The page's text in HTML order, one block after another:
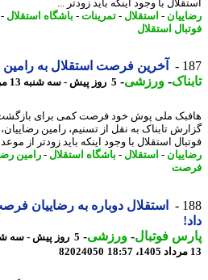
با وجود اینکه باید زودتر ...
-استقلال-تمرینات -باشگاه استقلال-
استقلال
آخرین فرصت استقلال به رامین
-ورزشی-5 روز پیش - سه شنبه 13 مرداد 1405، 19:35
ملی پوش خود فرصت کمی برای بازگشت به
تابناک به نقل از تسنیم، رامین رضاییان،
استقلال با وجود اینکه باید زودتر از موعد ...
-استقلال-باشگاه استقلال-رامین
استقلال دوباره به رضاییان فرصت
فوتبال-ورزشی-
5 روز پیش - سه شنبه
82024050